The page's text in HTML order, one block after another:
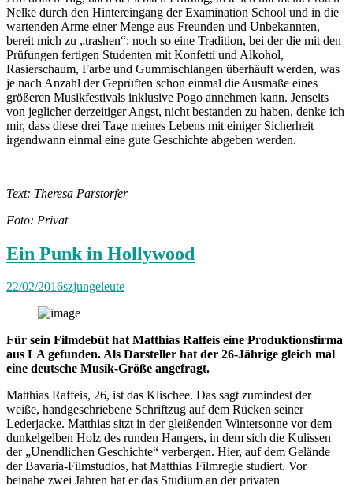
Nelke durch den Hintereingang der Examination School und in die
wartenden Arme einer Menge aus Freunden und Unbekannten,
bereit mich zu „trashen“: noch so eine Tradition, bei der die mit den
Prüfungen fertigen Studenten mit Konfetti und Alkohol,
Rasierschaum, Farbe und Gummischlangen überhäuft werden, was
je nach Anzahl der Geprüften schon einmal die Ausmaße eines
größeren Musikfestivals inklusive Pogo annehmen kann. Jenseits
von jeglicher derzeitiger Angst, nicht bestanden zu haben, denke ich
mir, dass diese drei Tage meines Lebens mit einiger Sicherheit
irgendwann einmal eine gute Geschichte abgeben werden.
Text: Theresa Parstorfer
Foto: Privat
Ein Punk in Hollywood
22/02/2016szjungeleute
Für sein Filmdebüt hat Matthias Raffeis eine Produktionsfirma
aus LA gefunden. Als Darsteller hat der 26-Jährige gleich mal
eine deutsche Musik-Größe angefragt.
Matthias Raffeis, 26, ist das Klischee. Das sagt zumindest der
weiße, handgeschriebene Schriftzug auf dem Rücken seiner
Lederjacke. Matthias sitzt in der gleißenden Wintersonne vor dem
dunkelgelben Holz des runden Hangers, in dem sich die Kulissen
der „Unendlichen Geschichte“ verbergen. Hier, auf dem Gelände
der Bavaria-Filmstudios, hat Matthias Filmregie studiert. Vor
beinahe zwei Jahren hat er das Studium an der privaten